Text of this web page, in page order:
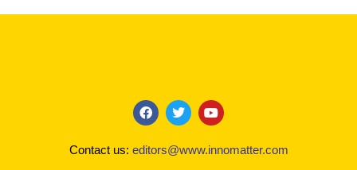
F
a
c
e
T
w
i
t
Y
o
u
t
Contact us: editors@www.innomatter.com